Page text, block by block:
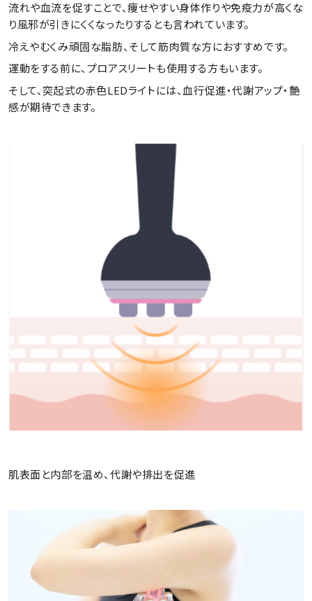
流れや血流を促すことで、痩せやすい身体作りや免疫力が高くな
り風邪が引きにくくなったりするとも言われています。
冷えやむくみ頑固な脂肪、そして筋肉質な方におすすめです。
運動をする前に、プロアスリートも使用する方もいます。
そして、突起式の赤色LEDライトには、血行促進・代謝アップ・艶
感が期待できます。
肌表面と内部を温め、代謝や排出を促進